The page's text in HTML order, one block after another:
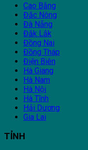
Cao Bằng
Đắc Nông
Đà Nẵng
Đắk Lắk
Đồng Nai
Đồng Tháp
Điện Biên
Hà Giang
Hà Nam
Hà Nội
Hà Tĩnh
Hải Dương
Gia Lai
TỈNH